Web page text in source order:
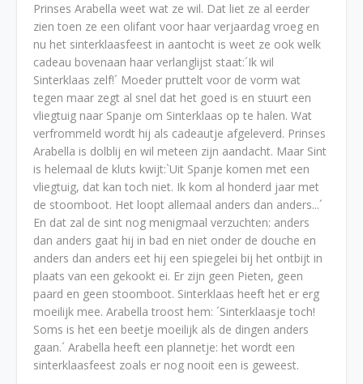
Prinses Arabella weet wat ze wil. Dat liet ze al eerder
zien toen ze een olifant voor haar verjaardag vroeg en
nu het sinterklaasfeest in aantocht is weet ze ook welk
cadeau bovenaan haar verlanglijst staat:´Ik wil
Sinterklaas zelf!´ Moeder pruttelt voor de vorm wat
tegen maar zegt al snel dat het goed is en stuurt een
vliegtuig naar Spanje om Sinterklaas op te halen. Wat
verfrommeld wordt hij als cadeautje afgeleverd. Prinses
Arabella is dolblij en wil meteen zijn aandacht. Maar Sint
is helemaal de kluts kwijt:`Uit Spanje komen met een
vliegtuig, dat kan toch niet. Ik kom al honderd jaar met
de stoomboot. Het loopt allemaal anders dan anders...´
En dat zal de sint nog menigmaal verzuchten: anders
dan anders gaat hij in bad en niet onder de douche en
anders dan anders eet hij een spiegelei bij het ontbijt in
plaats van een gekookt ei. Er zijn geen Pieten, geen
paard en geen stoomboot. Sinterklaas heeft het er erg
moeilijk mee. Arabella troost hem: ´Sinterklaasje toch!
Soms is het een beetje moeilijk als de dingen anders
gaan.´ Arabella heeft een plannetje: het wordt een
sinterklaasfeest zoals er nog nooit een is geweest.